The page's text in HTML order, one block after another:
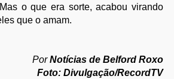
o que era sorte, acabou virando
que o amam.
PorNotícias de Belford Roxo
Foto: Divulgação/RecordTV